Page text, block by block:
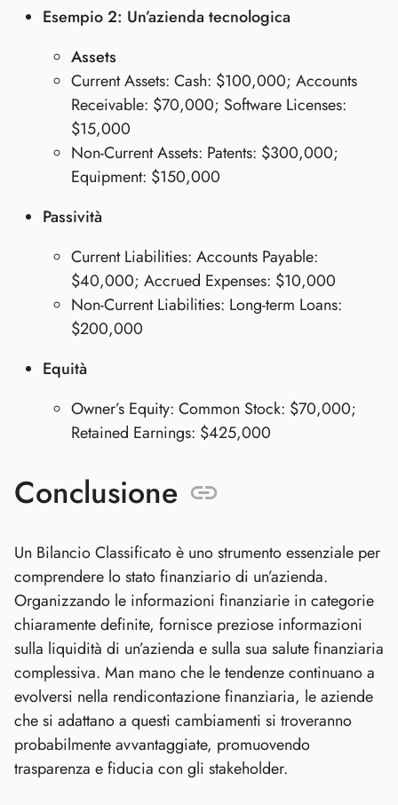
Esempio 2: Un’azienda tecnologica
Assets
Current Assets: Cash: $100,000; Accounts
Receivable: $70,000; Software Licenses:
$15,000
Non-Current Assets: Patents: $300,000;
Equipment: $150,000
Passività
Current Liabilities: Accounts Payable:
$40,000; Accrued Expenses: $10,000
Non-Current Liabilities: Long-term Loans:
$200,000
Equità
Owner’s Equity: Common Stock: $70,000;
Retained Earnings: $425,000
Conclusione
Un Bilancio Classificato è uno strumento essenziale per
comprendere lo stato finanziario di un’azienda.
Organizzando le informazioni finanziarie in categorie
chiaramente definite, fornisce preziose informazioni
sulla liquidità di un’azienda e sulla sua salute finanziaria
complessiva. Man mano che le tendenze continuano a
evolversi nella rendicontazione finanziaria, le aziende
che si adattano a questi cambiamenti si troveranno
probabilmente avvantaggiate, promuovendo
trasparenza e fiducia con gli stakeholder.